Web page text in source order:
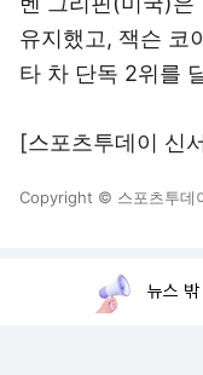
유지했고, 잭슨 코
타 차 단독 2위를
[스포츠투데이 신
Copyright © 스포츠투데
뉴스 밖